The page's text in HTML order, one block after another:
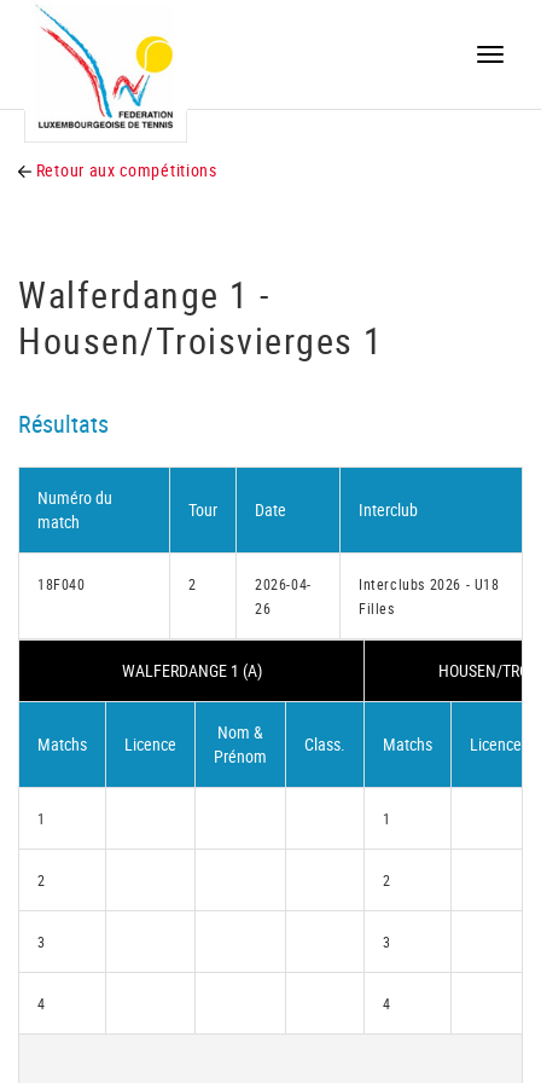
Toggle
Retour aux compétitions
Walferdange 1 -
Housen/Troisvierges 1
Résultats
Numéro du
match
Tour Date Interclub
18F040 2
2026-04-
26
Interclubs 2026 - U18
Filles
WALFERDANGE 1 (A) HOUSEN/
Matchs Licence
Nom &
Prénom
Class. Matchs Licence
1 1
2 2
3 3
4 4